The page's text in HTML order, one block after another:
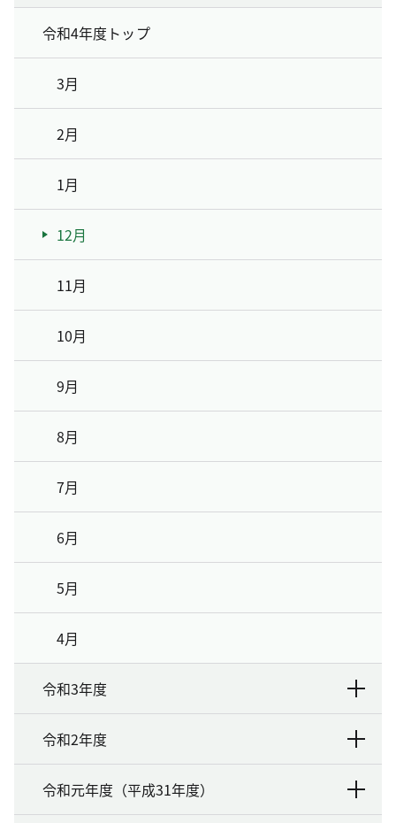
令和4年度トップ
3月
2月
1月
12月
11月
10月
9月
8月
7月
6月
5月
4月
令和3年度
令和2年度
令和元年度（平成31年度）